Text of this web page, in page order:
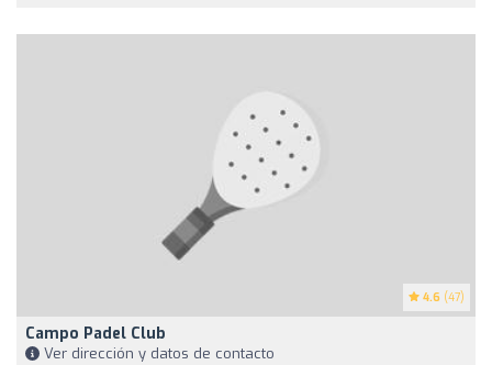
4.6 (47)
Campo Padel Club
Ver dirección y datos de contacto